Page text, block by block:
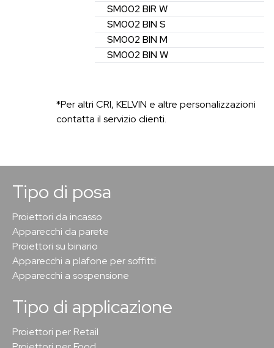
SM002 BIR W
SM002 BIN S
SM002 BIN M
SM002 BIN W
*Per altri CRI, KELVIN e altre personalizzazioni
contatta il servizio clienti.
Tipo di posa
Proiettori da incasso
Apparecchi da parete
Proiettori su binario
Apparecchi a plafone per soffitti
Apparecchi a sospensione
Tipo di applicazione
Proiettori per Retail